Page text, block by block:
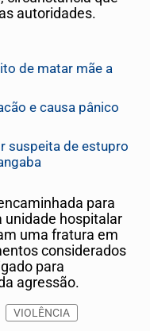
autoridades.
de matar mãe a
e causa pânico
suspeita de estupro
para
hospitalar
uma fratura em
considerados
para
agressão.
VIOLÊNCIA